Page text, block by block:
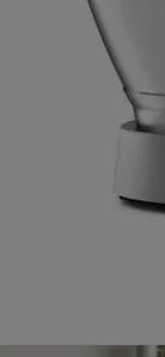
άνω των 49€